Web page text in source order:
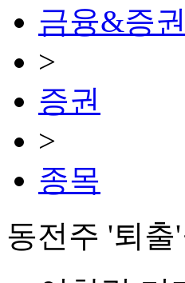
금융&증권
>
증권
>
종목
동전주 '퇴출